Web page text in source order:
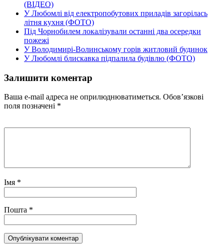
(ВІДЕО)
У Любомлі від електропобутових приладів загорілась
літня кухня (ФОТО)
Під Чорнобилем локалізували останні два осередки
пожежі
У Володимирі-Волинському горів житловий будинок
У Любомлі блискавка підпалила будівлю (ФОТО)
Залишити коментар
Ваша e-mail адреса не оприлюднюватиметься. Обов’язкові
поля позначені *
Імя *
Пошта *